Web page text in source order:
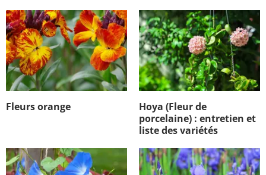
Fleurs orange
Hoya (Fleur de
porcelaine) : entretien et
liste des variétés